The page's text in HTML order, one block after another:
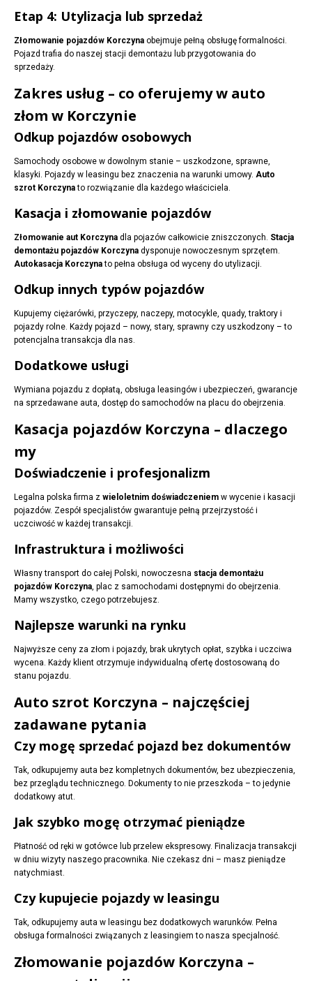
Etap 4: Utylizacja lub sprzedaż
Złomowanie pojazdów Korczyna obejmuje pełną obsługę formalności.
Pojazd trafia do naszej stacji demontażu lub przygotowania do
sprzedaży.
Zakres usług – co oferujemy w auto
złom w Korczynie
Odkup pojazdów osobowych
Samochody osobowe w dowolnym stanie – uszkodzone, sprawne,
klasyki. Pojazdy w leasingu bez znaczenia na warunki umowy. Auto
szrot Korczynato rozwiązanie dla każdego właściciela.
Kasacja i złomowanie pojazdów
Złomowanie aut Korczyna dla pojazów całkowicie zniszczonych. Stacja
demontażu pojazdów Korczyna dysponuje nowoczesnym sprzętem.
Autokasacja Korczynato pełna obsługa od wyceny do utylizacji.
Odkup innych typów pojazdów
Kupujemy ciężarówki, przyczepy, naczepy, motocykle, quady, traktory i
pojazdy rolne. Każdy pojazd – nowy, stary, sprawny czy uszkodzony – to
potencjalna transakcja dla nas.
Dodatkowe usługi
Wymiana pojazdu z dopłatą, obsługa leasingów i ubezpieczeń, gwarancje
na sprzedawane auta, dostęp do samochodów na placu do obejrzenia.
Kasacja pojazdów Korczyna – dlaczego
my
Doświadczenie i profesjonalizm
Legalna polska firma z wieloletnim doświadczeniem w wycenie i kasacji
pojazdów. Zespół specjalistów gwarantuje pełną przejrzystość i
uczciwość w każdej transakcji.
Infrastruktura i możliwości
Własny transport do całej Polski, nowoczesna stacja demontażu
pojazdów Korczyna, plac z samochodami dostępnymi do obejrzenia.
Mamy wszystko, czego potrzebujesz.
Najlepsze warunki na rynku
Najwyższe ceny za złom i pojazdy, brak ukrytych opłat, szybka i uczciwa
wycena. Każdy klient otrzymuje indywidualną ofertę dostosowaną do
stanu pojazdu.
Auto szrot Korczyna – najczęściej
zadawane pytania
Czy mogę sprzedać pojazd bez dokumentów
Tak, odkupujemy auta bez kompletnych dokumentów, bez ubezpieczenia,
bez przeglądu technicznego. Dokumenty to nie przeszkoda – to jedynie
dodatkowy atut.
Jak szybko mogę otrzymać pieniądze
Płatność od ręki w gotówce lub przelew ekspresowy. Finalizacja transakcji
w dniu wizyty naszego pracownika. Nie czekasz dni – masz pieniądze
natychmiast.
Czy kupujecie pojazdy w leasingu
Tak, odkupujemy auta w leasingu bez dodatkowych warunków. Pełna
obsługa formalności związanych z leasingiem to nasza specjalność.
Złomowanie pojazdów Korczyna –